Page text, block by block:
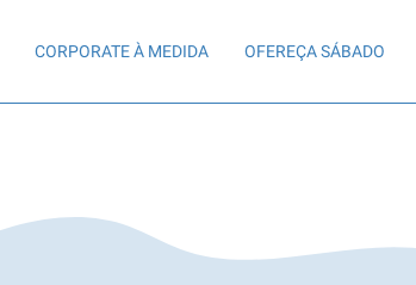
CORPORATE À MEDIDA OFEREÇA SÁBADO